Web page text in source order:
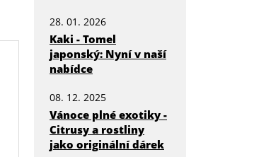
28. 01. 2026
Kaki - Tomel
japonský: Nyní v naší
nabídce
08. 12. 2025
Vánoce plné exotiky -
Citrusy a rostliny
jako originální dárek